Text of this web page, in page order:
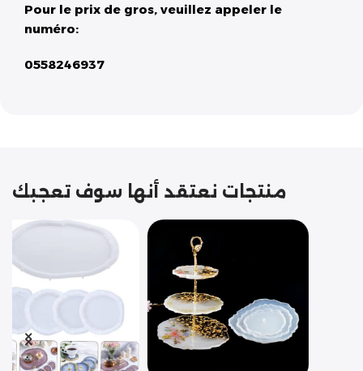
Pour le prix de gros, veuillez appeler le
numéro:
0558246937
منتجات نعتقد أنها سوف تعجبك